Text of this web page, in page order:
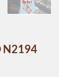
N2194